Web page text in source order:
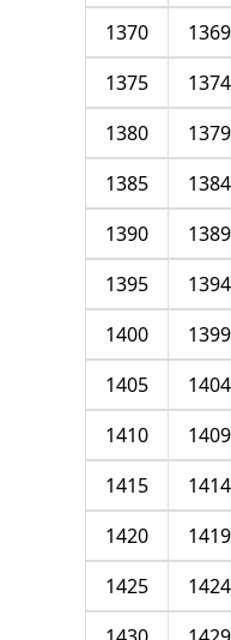
1369
1370
1374
1375
1379
1380
1384
1385
1389
1390
1394
1395
1399
1400
1404
1405
1409
1410
1414
1415
1419
1420
1424
1425